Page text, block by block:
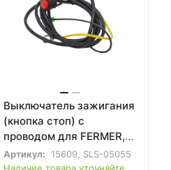
Выключатель зажигания
(кнопка стоп) с
проводом для FERMER,
ASILAK, GROSS
мотоблока,
Артикул:
15609, SLS-05055